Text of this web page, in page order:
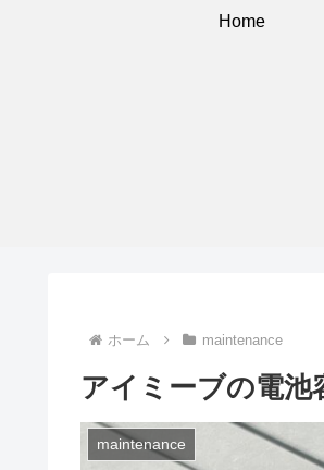
Home
ホーム maintenance
アイミーブの電池
maintenance